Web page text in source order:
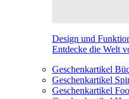
Design und
Entdecke die Welt
Geschenkartikel
Geschenkartikel
Geschenkartikel